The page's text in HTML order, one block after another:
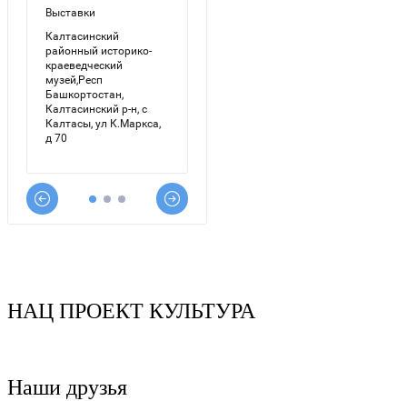
НАЦ ПРОЕКТ КУЛЬТУРА
Наши друзья